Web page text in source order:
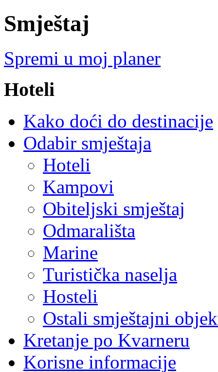
Smještaj
Spremi u moj planer
Hoteli
Kako doći do destinacije
Odabir smještaja
Hoteli
Kampovi
Obiteljski smještaj
Odmarališta
Marine
Turistička naselja
Hosteli
Ostali smještajni
Kretanje po Kvarneru
Korisne informacije